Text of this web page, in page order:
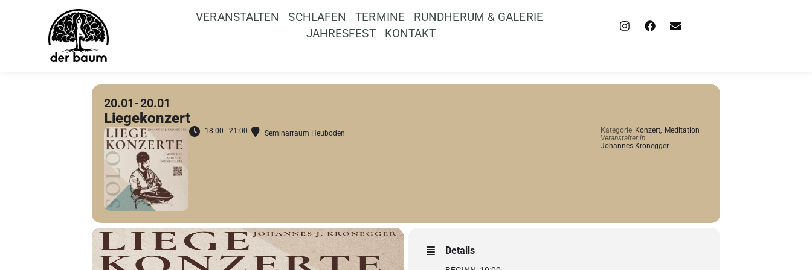
VERANSTALTEN SCHLAFEN TERMINE
RUNDHERUM & GALERIE
JAHRESFEST
KONTAKT
20.01 20.01
Liegekonzert
18:00 - 21:00 Seminarraum Heuboden Kategorie Konzert, Meditation
Veranstalter:in
Johannes Kronegger
Details